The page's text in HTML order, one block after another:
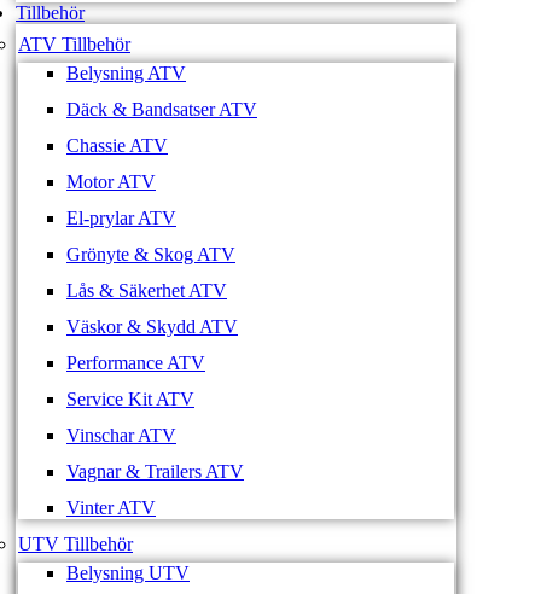
Tillbehör
ATV Tillbehör
Belysning ATV
Däck & Bandsatser ATV
Chassie ATV
Motor ATV
El-prylar ATV
Grönyte & Skog ATV
Lås & Säkerhet ATV
Väskor & Skydd ATV
Performance ATV
Service Kit ATV
Vinschar ATV
Vagnar & Trailers ATV
Vinter ATV
UTV Tillbehör
Belysning UTV